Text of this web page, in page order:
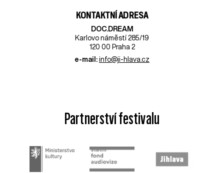
KONTAKTNÍ ADRESA
DOC.DREAM​
Karlovo náměstí 285/19
120 00 Praha 2
e-mail: info@ji-hlava.cz
Partnerství festivalu